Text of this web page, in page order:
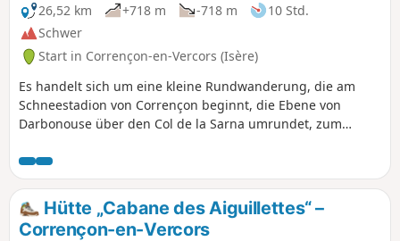
26,52 km
+718 m -718 m
10 Std.
Schwer
Start in Corrençon-en-Vercors (Isère)
Es handelt sich um eine kleine Rundwanderung, die am
Schneestadion von Corrençon beginnt, die Ebene von
Darbonouse über den Col de la Sarna umrundet, zum
wieder nach Corrençonführt.
Hütte „Cabane des Aiguillettes“ –
Corrençon-en-Vercors